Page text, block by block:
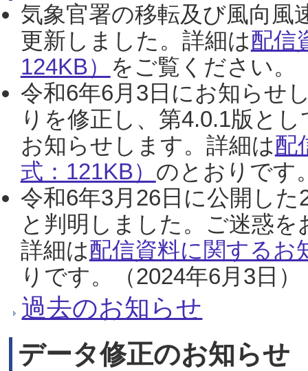
気象官署の移転及び風向風
更新しました。詳細は配信
124KB） をご覧ください。
令和6年6月3日にお知らせ
りを修正し、第4.0.1版と
お知らせします。詳細は配
式：121KB） のとおりです
令和6年3月26日に公開し
と判明しました。ご迷惑
詳細は配信資料に関するお
りです。（2024年6月3日）
過去のお知らせ
データ修正のお知らせ